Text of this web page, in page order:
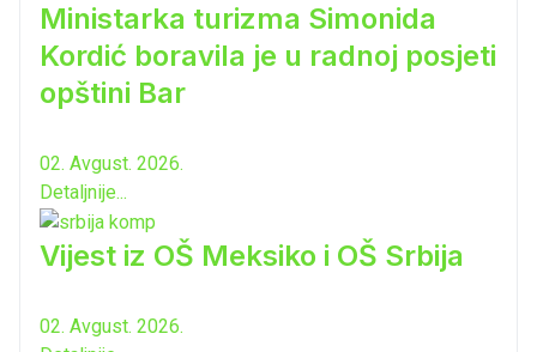
Ministarka turizma Simonida
Kordić boravila je u radnoj posjeti
opštini Bar
02. Avgust. 2026.
Detaljnije...
Vijest iz OŠ Meksiko i OŠ Srbija
02. Avgust. 2026.